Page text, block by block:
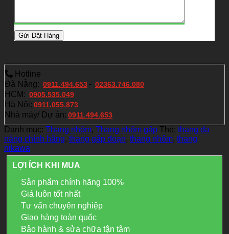
Hotline
Đà Nẵng: 0911.494.653 - 02363.746.080
HCM: 0905.535.049
Hà Nội: 0911.055.873
Nhà máy/ Dự án: 0911.494.653
Danh mục: Thang nhôm, Thang nhôm gấp Thẻ: thang đa
năng chính hãng, thang gấp đoạn, thang nhôm, thang
nikawa
LỢI ÍCH KHI MUA
Sản phẩm chính hãng 100%
Giá luôn tốt nhất
Tư vấn chuyên nghiệp
Giao hàng toàn quốc
Bảo hành & sửa chữa tận tâm